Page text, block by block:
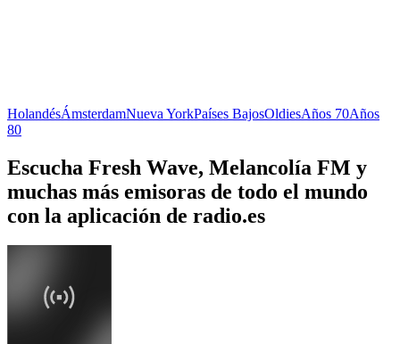
HolandésÁmsterdamNueva YorkPaíses BajosOldiesAños 70Años
80
Escucha Fresh Wave, Melancolía FM y
muchas más emisoras de todo el mundo
con la aplicación de radio.es